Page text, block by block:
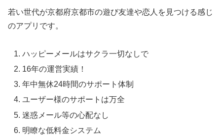
若い世代が京都府京都市の遊び友達や恋人を見つける感じ
のアプリです。
ハッピーメールはサクラ一切なしで
16年の運営実績！
年中無休24時間のサポート体制
ユーザー様のサポートは万全
迷惑メール等の心配なし
明瞭な低料金システム